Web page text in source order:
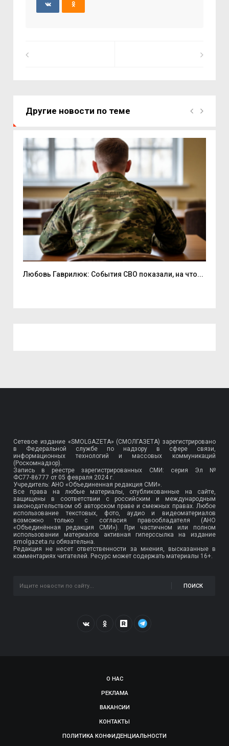
Другие новости по теме
Любовь Гаврилюк: События СВО показали, на что...
Сетевое издание «SMOLGAZETA» (СМОЛГАЗЕТА) зарегистрировано
в Федеральной службе по надзору в сфере связи,
информационных технологий и массовых коммуникаций
(Роскомнадзор).
Запись в реестре зарегистрированных СМИ: серия Эл №
ФС77-86777 от 05 февраля 2024 г.
Учредитель: АНО «Объединенная редакция СМИ».
Все права на любые материалы, опубликованные на сайте,
защищены в соответствии с российским и международным
законодательством об авторском праве и смежных правах. Любое
использование текстовых, фото, аудио и видеоматериалов
возможно только с согласия правообладателя (АНО
«Объединённая редакция СМИ»). При частичном или полном
использовании материалов активная гиперссылка на издание
smolgazeta.ru обязательна.
Редакция не несет ответственности за мнения, высказанные в
комментариях читателей. Ресурс может содержать материалы 16+.
ПОИСК
О НАС
РЕКЛАМА
ВАКАНСИИ
КОНТАКТЫ
ПОЛИТИКА КОНФИДЕНЦИАЛЬНОСТИ